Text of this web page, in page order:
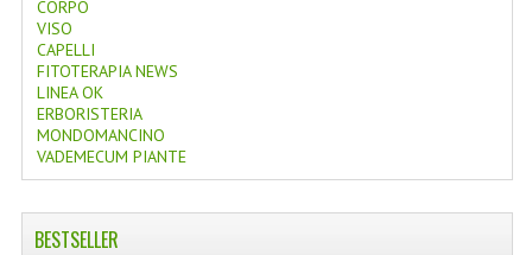
CORPO
VISO
CAPELLI
FITOTERAPIA NEWS
LINEA OK
ERBORISTERIA
MONDOMANCINO
VADEMECUM PIANTE
BESTSELLER